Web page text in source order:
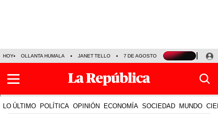
HOY OLLANTA HUMALA JANET TELLO 7 DE AGOSTO TINKA RESULTADOS
LO ÚLTIMO POLÍTICA OPINIÓN ECONOMÍA SOCIEDAD MUNDO